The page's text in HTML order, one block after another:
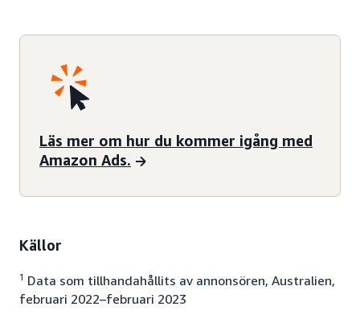
Läs mer om hur du kommer igång med
Amazon Ads.
Källor
1 Data som tillhandahållits av annonsören, Australien,
februari 2022–februari 2023